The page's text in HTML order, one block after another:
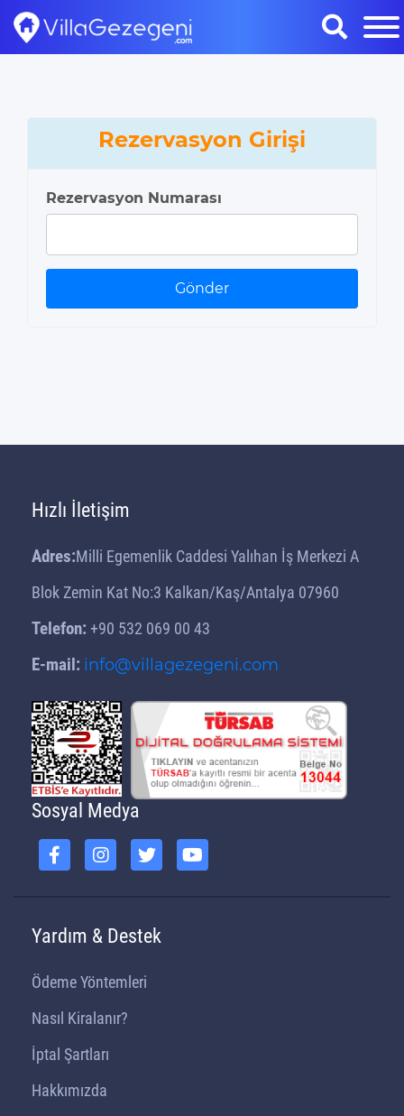
Rezervasyon Girişi
Rezervasyon Numarası
Gönder
Hızlı İletişim
Adres:Milli Egemenlik Caddesi Yalıhan İş Merkezi A
Blok Zemin Kat No:3 Kalkan/Kaş/Antalya 07960
Telefon: +90 532 069 00 43
E-mail: info@villagezegeni.com
Sosyal Medya
Yardım & Destek
Ödeme Yöntemleri
Nasıl Kiralanır?
İptal Şartları
Hakkımızda